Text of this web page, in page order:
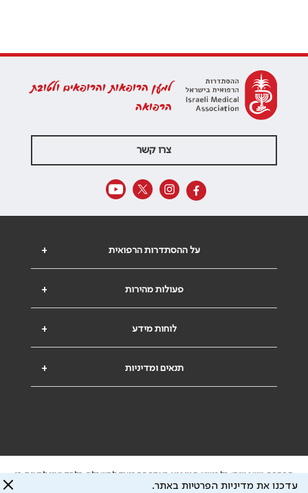
למען הרופאות והרופאים ולטובת
הרפואה
צרו קשר
+ על ההסתדרות הרפואית
+ פעולות מהירות
+ לוחות מידע
+ תנאים ומדיניות
הבהרה משפטית: כל נושא המופיע באתר זה נועד להשכלה בלבד ואין לראות בו
ייעוץ רפואי או משפטי. אין הר"י אחראית לתוכן המתפרסם באתר זה ולכל נזק
עדכנו את מדיניות הפרטיות באתר.